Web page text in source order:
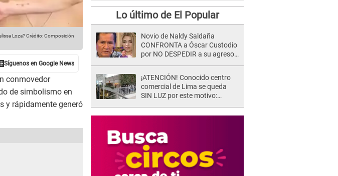
Loza?Crédito: Composición
conmovedor
de simbolismo en
y rápidamente generó
Lo último de El Popular
Novio de Naldy Saldaña
CONFRONTA a Óscar Custodio
por NO DESPEDIR a su agresor
"Nadie me dice qué hacer"
¡ATENCIÓN! Conocido centro
comercial de Lima se queda
SIN LUZ por este motivo: